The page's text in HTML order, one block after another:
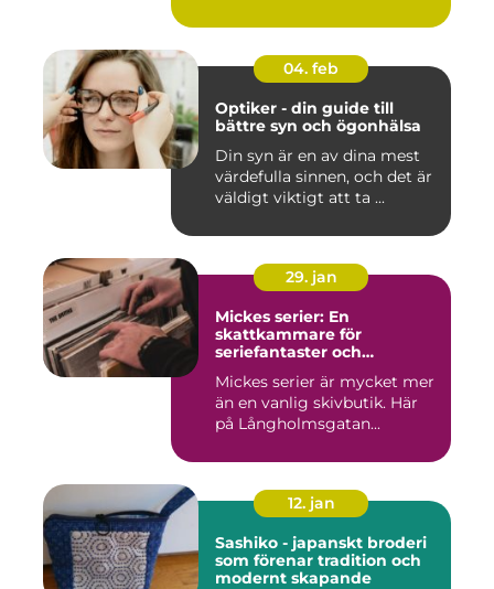
04. feb
Optiker - din guide till
bättre syn och ögonhälsa
Din syn är en av dina mest
värdefulla sinnen, och det är
väldigt viktigt att ta ...
29. jan
Mickes serier: En
skattkammare för
seriefantaster och
Mickes serier är mycket mer
än en vanlig skivbutik. Här
på Långholmsgatan...
12. jan
Sashiko - japanskt broderi
som förenar tradition och
modernt skapande